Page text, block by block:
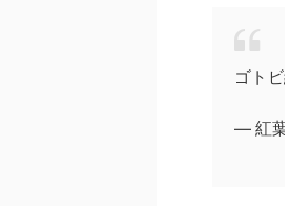
ゴト
— 紅